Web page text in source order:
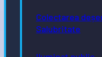
Colectarea
Salubritate